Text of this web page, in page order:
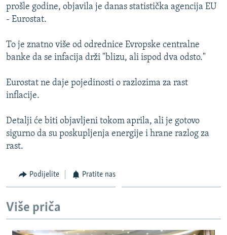
INFOGRAFIKE
KINA NA BALKANU
RSE PRIČE IZ SVIJETA
ISPRIČAJ MI
DNEVNO@RSE
SPECIJALI RSE
VIŠE OD NASLOVA
GENOCID U SREBRENICI
POPLAVE I KLIZIŠTA U BIH 2024.
POST SCRIPTUM
MOJA EVROPA
TRI DECENIJE OD RATA U BIH
prošle godine, objavila je danas statistička agencija EU
- Eurostat.
To je znatno više od odrednice Evropske centralne
banke da se infacija drži "blizu, ali ispod dva odsto."
Eurostat ne daje pojedinosti o razlozima za rast
inflacije.
Detalji će biti objavljeni tokom aprila, ali je gotovo
sigurno da su poskupljenja energije i hrane razlog za
rast.
Podijelite Pratite nas
Više priča